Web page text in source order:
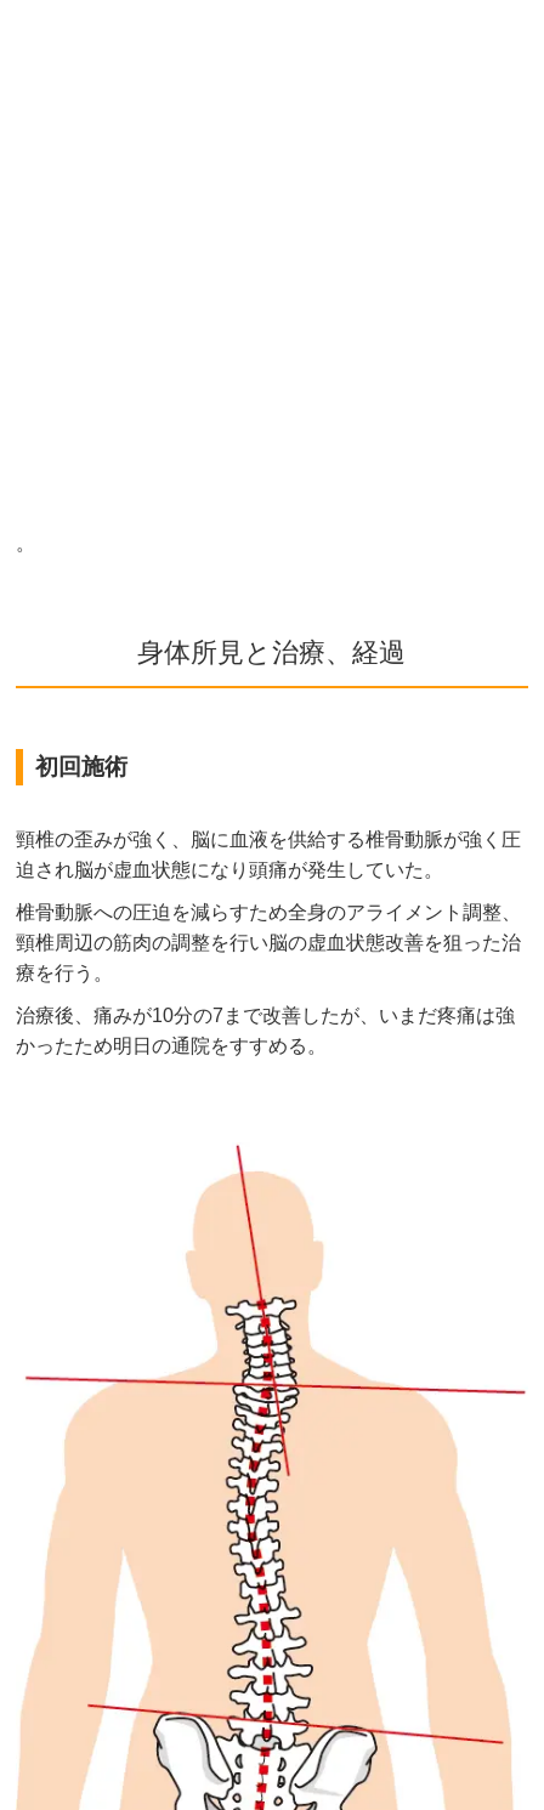
。
身体所見と治療、経過
初回施術
頸椎の歪みが強く、脳に血液を供給する椎骨動脈が強く圧
迫され脳が虚血状態になり頭痛が発生していた。
椎骨動脈への圧迫を減らすため全身のアライメント調整、
頸椎周辺の筋肉の調整を行い脳の虚血状態改善を狙った治
療を行う。
治療後、痛みが10分の7まで改善したが、いまだ疼痛は強
かったため明日の通院をすすめる。